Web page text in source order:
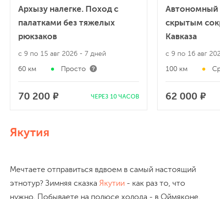
Архызу налегке. Поход с
палатками без тяжелых
рюкзаков
с 9 по 15 авг 2026 - 7 дней
60 км Просто
70 200 ₽ ЧЕРЕЗ 10 ЧАСОВ
Автономный
скрытым
Кавказа
с 9 по 16 авг
100 км
62 000 ₽
Якутия
Мечтаете отправиться вдвоем в самый настоящий
этнотур? Зимняя сказка Якутии - как раз то, что
нужно. Побываете на полюсе холода - в Оймяконе,